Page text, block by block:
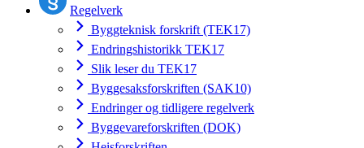
Regelverk
Byggteknisk forskrift (TEK17)
Endringshistorikk TEK17
Slik leser du TEK17
Byggesaksforskriften (SAK10)
Endringer og tidligere regelverk
Byggevareforskriften (DOK)